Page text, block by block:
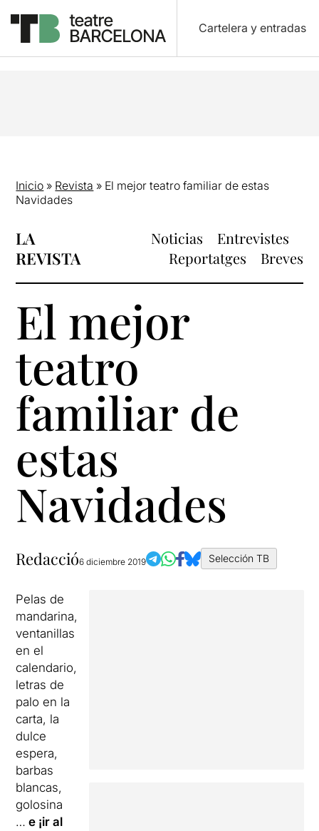
Cartelera y entradas
Inicio » Revista » El mejor teatro familiar de estas
Navidades
LA
REVISTA
Noticias
Entrevistes
Reportatges
Breves
El mejor
teatro
familiar de
estas
Navidades
Redacció6 diciembre 2019 Selección TB
Pelas de
mandarina,
ventanillas
en el
calendario,
letras de
palo en la
carta, la
dulce
espera,
barbas
blancas,
golosina
… e ¡ir al